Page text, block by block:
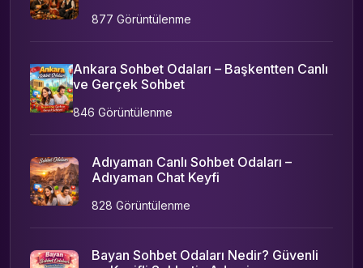
877 Görüntülenme
Ankara Sohbet Odaları – Başkentten Canlı
ve Gerçek Sohbet
846 Görüntülenme
Adıyaman Canlı Sohbet Odaları –
Adıyaman Chat Keyfi
828 Görüntülenme
Bayan Sohbet Odaları Nedir? Güvenli